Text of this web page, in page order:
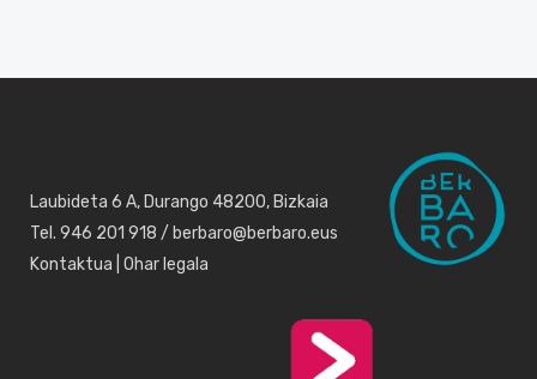
Laubideta 6 A, Durango 48200, Bizkaia
Tel. 946 201 918 / berbaro@berbaro.eus
Kontaktua Ohar legala